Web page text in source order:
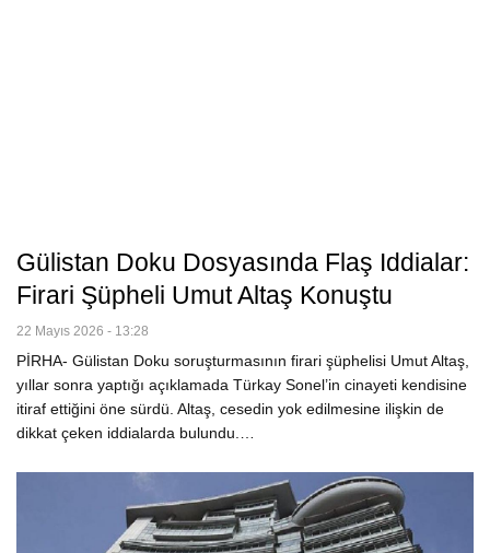
Gülistan Doku Dosyasında Flaş Iddialar:
Firari Şüpheli Umut Altaş Konuştu
22 Mayıs 2026 - 13:28
PİRHA- Gülistan Doku soruşturmasının firari şüphelisi Umut Altaş,
yıllar sonra yaptığı açıklamada Türkay Sonel’in cinayeti kendisine
itiraf ettiğini öne sürdü. Altaş, cesedin yok edilmesine ilişkin de
dikkat çeken iddialarda bulundu.…